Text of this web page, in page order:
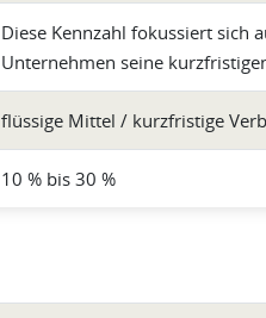
Diese Kennzahl fokussiert sich
Unternehmen seine
flüssige Mittel / kurzfristige
10 % bis 30 %